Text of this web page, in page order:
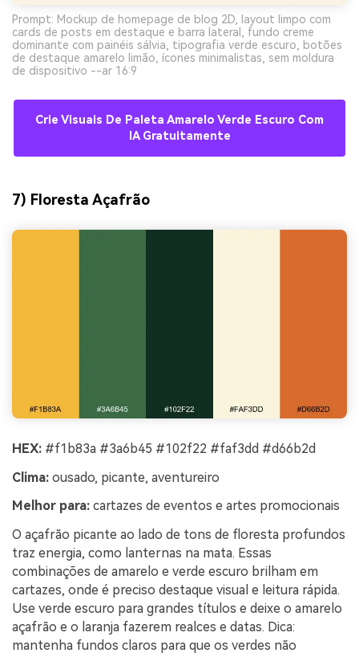
Prompt: Mockup de homepage de blog 2D, layout limpo com
cards de posts em destaque e barra lateral, fundo creme
dominante com painéis sálvia, tipografia verde escuro, botões
de destaque amarelo limão, ícones minimalistas, sem moldura
de dispositivo --ar 16:9
Crie Visuais De Paleta Amarelo Verde Escuro Com
IA Gratuitamente
7) Floresta Açafrão
HEX: #f1b83a #3a6b45 #102f22 #faf3dd #d66b2d
Clima: ousado, picante, aventureiro
Melhor para: cartazes de eventos e artes promocionais
O açafrão picante ao lado de tons de floresta profundos
traz energia, como lanternas na mata. Essas
combinações de amarelo e verde escuro brilham em
cartazes, onde é preciso destaque visual e leitura rápida.
Use verde escuro para grandes títulos e deixe o amarelo
açafrão e o laranja fazerem realces e datas. Dica:
mantenha fundos claros para que os verdes não